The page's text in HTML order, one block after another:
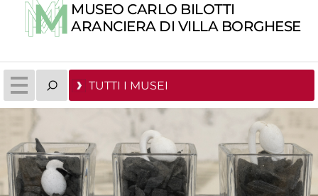
MUSEO CARLO BILOTTI
ARANCIERA DI VILLA BORGHESE
TUTTI I MUSEI